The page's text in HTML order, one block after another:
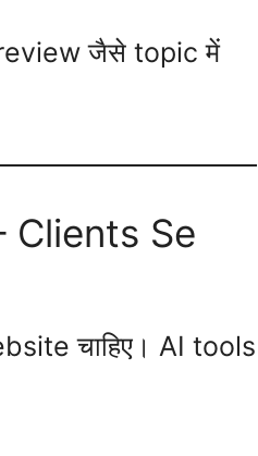
जैसे topic में
Clients Se
चाहिए। AI tools